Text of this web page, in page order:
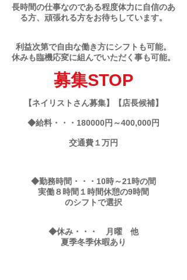
長時間の仕事なのである程度体力に自信のあ
る方、頑張れる方をお待ちしています。
利益次第で自由な働き方にシフトも可能。
​休みも臨機応変に組んでいただく事も可能。
募集STOP
【ネイリストさん募集】【店長候補】
◆給料・・・180000円～400,000円
交通費１万円
◆勤務時間・・・10時～21時の間
実働８時間１時間休憩の9時間
のシフトで選択
◆休み・・・
月曜 他
夏季冬季休暇あり